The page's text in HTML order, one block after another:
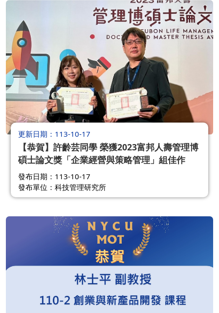
更新日期 113-10-17
【恭賀】許齡芸同學 榮獲2023富邦人壽管理博
碩士論文獎「企業經營與策略管理」組佳作
發布日期：113-10-17
發布單位：科技管理研究所